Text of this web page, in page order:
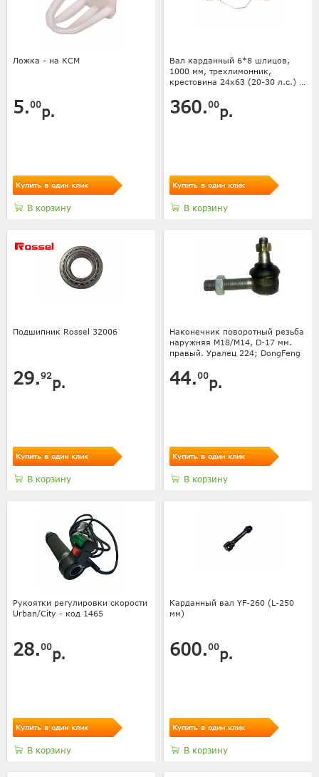
Ложка - на КСМ
5.00р.
Купить в один клик
В корзину
Вал карданный 6*8 шлицов,
1000 мм, трехлимонник,
крестовина 24х63 (20-30 л.с.) с
360.00р.
Купить в один клик
В корзину
Подшипник Rossel 32006
29.92р.
Купить в один клик
В корзину
Наконечник поворотный резьба
наружняя М18/М14, D-17 мм.
правый. Уралец 224; DongFeng
44.00р.
Купить в один клик
В корзину
Рукоятки регулировки скорости
Urban/City - код 1465
28.00р.
Купить в один клик
В корзину
Карданный вал YF-260 (L-250
мм)
600.00р.
Купить в один клик
В корзину